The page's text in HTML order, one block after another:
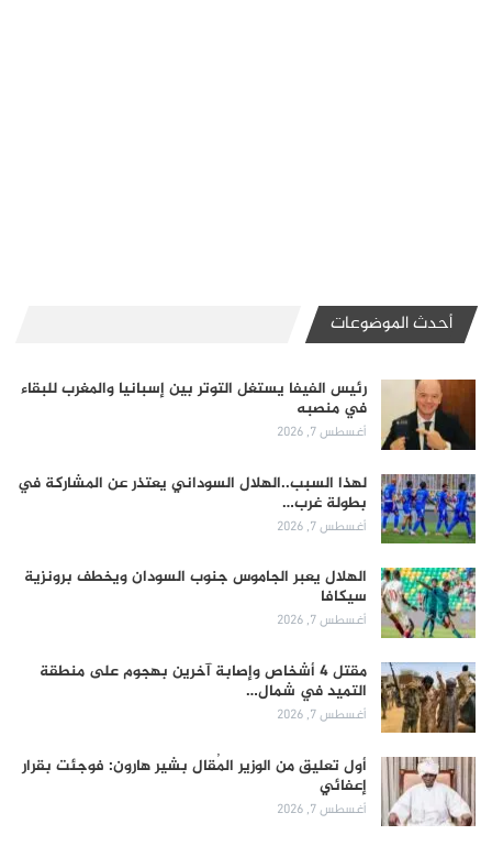
أحدث الموضوعات
رئيس الفيفا يستغل التوتر بين إسبانيا والمغرب للبقاء
في منصبه
أغسطس 7, 2026
لهذا السبب..الهلال السوداني يعتذر عن المشاركة في
بطولة غرب…
أغسطس 7, 2026
الهلال يعبر الجاموس جنوب السودان ويخطف برونزية
سيكافا
أغسطس 7, 2026
مقتل 4 أشخاص وإصابة آخرين بهجوم على منطقة
التميد في شمال…
أغسطس 7, 2026
أول تعليق من الوزير المُقال بشير هارون: فوجئت بقرار
إعفائي
أغسطس 7, 2026